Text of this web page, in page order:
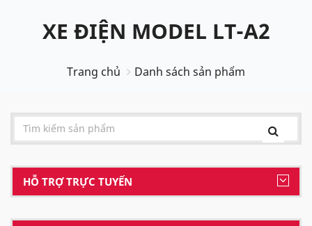
XE ĐIỆN MODEL LT-A2
Trang chủ Danh sách sản phẩm
HỖ TRỢ TRỰC TUYẾN